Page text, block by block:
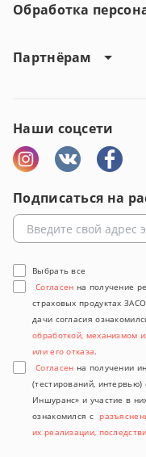
Обработка
Партнёрам
Наши соцсети
Подписаться на
Выбрать все
Согласен на получение
страховых продуктах
дачи согласия
обработкой, механизмом
или его отказа.
Согласен на получении
(тестирований,
Иншуранс» и участие в
ознакомился с
их реализации,